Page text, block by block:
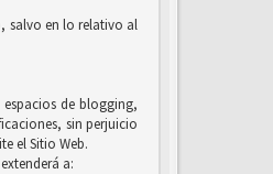
salvo en lo relativo al
de blogging,
sin perjuicio
el Sitio Web.
a: